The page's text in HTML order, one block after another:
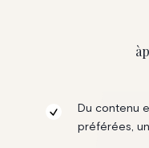
Du contenu
préférées,